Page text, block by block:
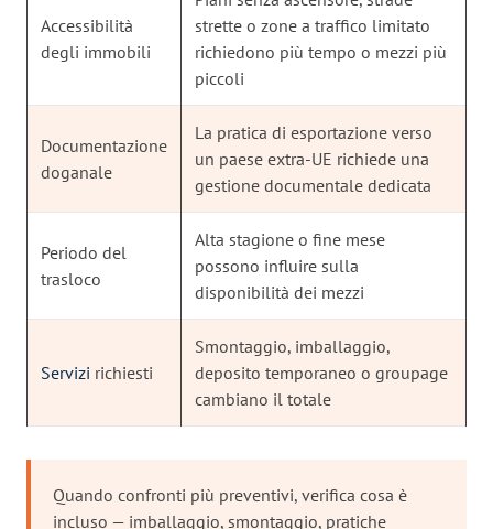
Accessibilità
degli immobili
strette o zone a traffico limitato
richiedono più tempo o mezzi più
piccoli
Documentazione
doganale
La pratica di esportazione verso
un paese extra-UE richiede una
gestione documentale dedicata
Periodo del
trasloco
Alta stagione o fine mese
possono influire sulla
disponibilità dei mezzi
Servizi richiesti
Smontaggio, imballaggio,
deposito temporaneo o groupage
cambiano il totale
Quando confronti più preventivi, verifica cosa è
incluso — imballaggio, smontaggio, pratiche